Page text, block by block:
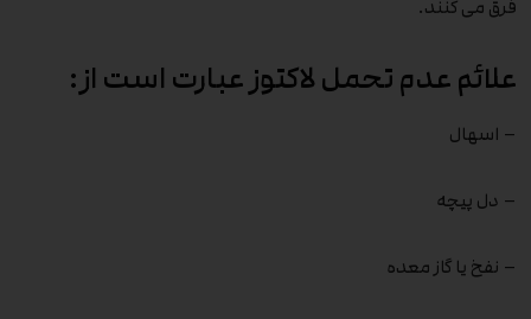
فرق می کنند.
علائم عدم تحمل لاکتوز عبارت است از:
– اسهال
– دل پیچه
– نفخ یا گاز معده